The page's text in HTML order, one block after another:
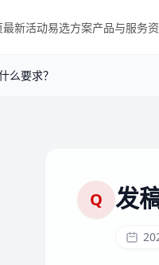
最新活动易选方案产品与服务
么要求？
Q 发